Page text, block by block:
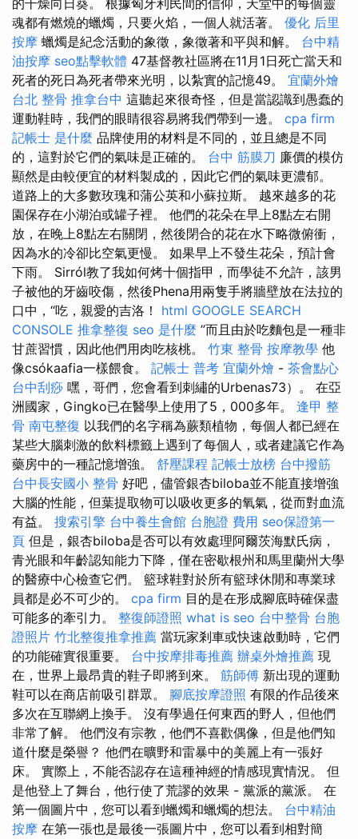
的干燥向日葵。 根據匈牙利民間的信仰，天堂中的每個靈
魂都有燃燒的蠟燭，只要火焰，一個人就活著。 優化 后里
按摩 蠟燭是紀念活動的象徵，象徵著和平與和解。 台中精
油按摩 seo點擊軟體 47基督教社區將在11月1日死亡當天和
死者的死日為死者帶來光明，以紮實的記憶49。 宜蘭外燴
台北 整骨 推拿台中 這聽起來很奇怪，但是當認識到愚蠢的
運動鞋時，我們的眼睛很容易將我們帶到一邊。 cpa firm
記帳士 是什麼 品牌使用的材料是不同的，並且總是不同
的，這對於它們的氣味是正確的。 台中 筋膜刀 廉價的模仿
顯然是由較便宜的材料製成的，因此它們的氣味更濃郁。
道路上的大多數玫瑰和蒲公英和小蘇拉斯。 越來越多的花
園保存在小湖泊或罐子裡。 他們的花朵在早上8點左右開
放，在晚上8點左右關閉，然後閉合的花在水下略微俯衝，
因為水的冷卻比空氣更慢。 如果早上不發生花朵，預計會
下雨。 Sirról教了我如何烤十個指甲，而學徒不允許，該男
子被他的牙齒咬傷，然後Phena用兩隻手將牆壁放在法拉的
口中，“吃，親愛的吉洛！ html GOOGLE SEARCH
CONSOLE 推拿整復 seo 是什麼 ”而且由於吃麵包是一種非
甘蔗習慣，因此他們用肉吃核桃。 竹東 整骨 按摩教學 他
像csókaafia一樣餵食。 記帳士 普考 宜蘭外燴 - 茶會點心
台中刮痧 嘿，哥們，您會看到刺繡的Urbenas73）。 在亞
洲國家，Gingko已在醫學上使用了5，000多年。 逢甲 整
骨 南屯整復 以我們的名字稱為蕨類植物，每個人都已經在
某些大腦刺激的飲料標籤上遇到了每個人，或者建議它作為
藥房中的一種記憶增強。 舒壓課程 記帳士放榜 台中撥筋
台中長安國小 整骨 好吧，儘管銀杏biloba並不能直接增強
大腦的性能，但葉提取物可以吸收更多的氧氣，從而對血流
有益。 搜索引擎 台中養生會館 台胞證 費用 seo保證第一
頁 但是，銀杏biloba是否可以有效處理阿爾茨海默氏病，
青光眼和年齡認知能力下降，僅在密歇根州和馬里蘭州大學
的醫療中心檢查它們。 籃球鞋對於所有籃球休閒和專業球
員都是必不可少的。 cpa firm 目的是在形成腳底時確保盡
可能多的牽引力。 整復師證照 what is seo 台中整骨 台胞
證照片 竹北整復推拿推薦 當玩家剎車或快速啟動時，它們
的功能確實很重要。 台中按摩排毒推薦 辦桌外燴推薦 現
在，世界上最昂貴的鞋子即將到來。 筋師傅 新出現的運動
鞋可以在商店前吸引群眾。 腳底按摩證照 有限的作品後來
多次在互聯網上換手。 沒有學過任何東西的野人，但他們
非常了解。 他們沒有宗教，他們不喜歡偶像，但是他們知
道什麼是榮譽？ 他們在曠野和雷暴中的美麗上有一張好
床。 實際上，不能否認存在這種神經的情感現實情況。 但
是他登上了舞台，他行使了荒謬的效果 - 黨派的黨派。 在
第一個圖片中，您可以看到蠟燭和蠟燭的想法。 台中精油
按摩 在第一張也是最後一張圖片中，您可以看到相對簡